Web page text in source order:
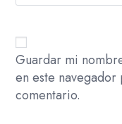
Guardar mi
en este
comentario.